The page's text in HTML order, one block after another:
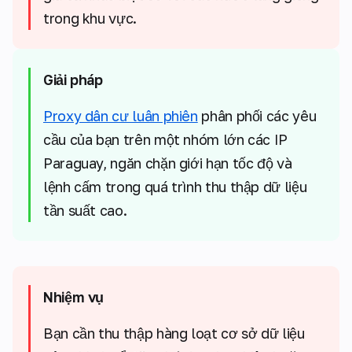
trong khu vực.
Giải pháp
Proxy dân cư luân phiên phân phối các yêu
cầu của bạn trên một nhóm lớn các IP
Paraguay, ngăn chặn giới hạn tốc độ và
lệnh cấm trong quá trình thu thập dữ liệu
tần suất cao.
Nhiệm vụ
Bạn cần thu thập hàng loạt cơ sở dữ liệu